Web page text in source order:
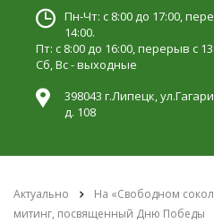
Пн-Чт: с 8:00 до 17:00,
14:00.
Пт: с 8:00 до 16:00, перерыв с
Сб, Вс - выходные
398043 г.Липецк,
д. 108
Актуально
На «Свободном
митинг, посвященный Дню Победы